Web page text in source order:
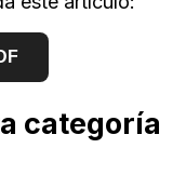
categoría